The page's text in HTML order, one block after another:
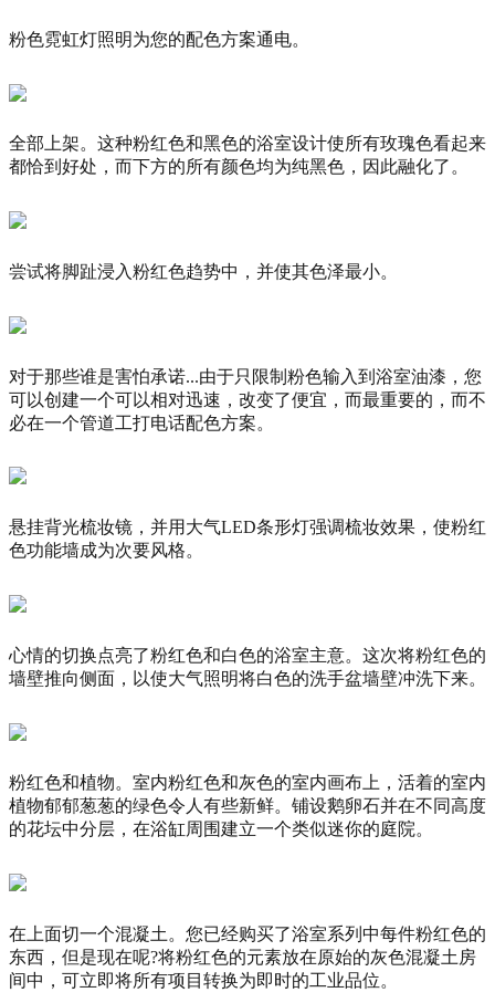
粉色霓虹灯照明为您的配色方案通电。
全部上架。这种粉红色和黑色的浴室设计使所有玫瑰色看起来
都恰到好处，而下方的所有颜色均为纯黑色，因此融化了。
尝试将脚趾浸入粉红色趋势中，并使其色泽最小。
对于那些谁是害怕承诺...由于只限制粉色输入到浴室油漆，您
可以创建一个可以相对迅速，改变了便宜，而最重要的，而不
必在一个管道工打电话配色方案。
悬挂背光梳妆镜，并用大气LED条形灯强调梳妆效果，使粉红
色功能墙成为次要风格。
心情的切换点亮了粉红色和白色的浴室主意。 这次将粉红色的
墙壁推向侧面，以使大气照明将白色的洗手盆墙壁冲洗下来。
粉红色和植物。 室内粉红色和灰色的室内画布上，活着的室内
植物郁郁葱葱的绿色令人有些新鲜。 铺设鹅卵石并在不同高度
的花坛中分层，在浴缸周围建立一个类似迷你的庭院。
在上面切一个混凝土。 您已经购买了浴室系列中每件粉红色的
东西，但是现在呢?将粉红色的元素放在原始的灰色混凝土房
间中，可立即将所有项目转换为即时的工业品位。